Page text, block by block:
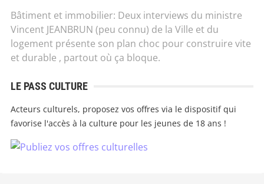
Bâtiment et immobilier: Deux interviews du ministre
Vincent JEANBRUN (peu connu) de la Ville et du
logement présente son plan choc pour construire vite
et durable , partout où ça bloque.
LE PASS CULTURE
Acteurs culturels, proposez vos offres via le dispositif qui
favorise l'accès à la culture pour les jeunes de 18 ans !